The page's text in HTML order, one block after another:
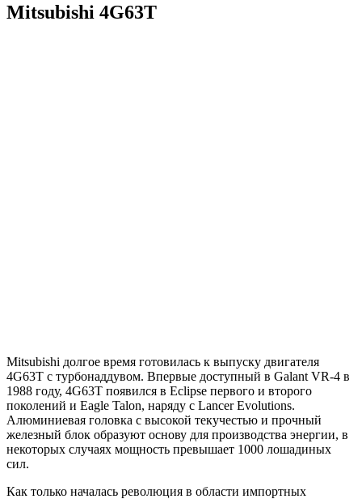
Mitsubishi 4G63T
Mitsubishi долгое время готовилась к выпуску двигателя
4G63T с турбонаддувом. Впервые доступный в Galant VR-4 в
1988 году, 4G63T появился в Eclipse первого и второго
поколений и Eagle Talon, наряду с Lancer Evolutions.
Алюминиевая головка с высокой текучестью и прочный
железный блок образуют основу для производства энергии, в
некоторых случаях мощность превышает 1000 лошадиных
сил.
Как только началась революция в области импортных